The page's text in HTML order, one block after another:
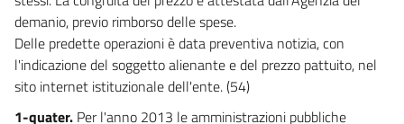
41
Allegati
Allegato A
Allegato A
demanio, previo rimborso delle spese.
Delle predette operazioni è data preventiva notizia, con
l'indicazione del soggetto alienante e del prezzo pattuito, nel
sito internet istituzionale dell'ente. (54)
1-quater. Per l'anno 2013 le amministrazioni pubbliche